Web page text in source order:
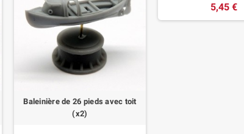
Baleinière de 26 pieds avec toit
(x2)
5,45 €